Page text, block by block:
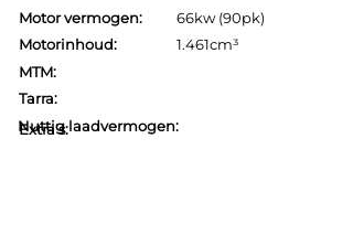
Motor vermogen:
Motorinhoud:
66kw (90pk)
1.461cm³
MTM:
Tarra:
Nuttig laadvermogen:
Extra's: